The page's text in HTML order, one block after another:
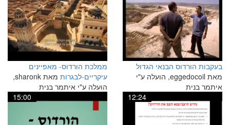
בעקבות הורדוס הבנאי הגדול
מאת eggedocoil, הועלה ע"י
איתמר בנית
ממלכת הורדוס- מאפיינים
עיקריים-לבגרות
מאת sharonk,
הועלה ע"י איתמר בנית
12:24
15:00